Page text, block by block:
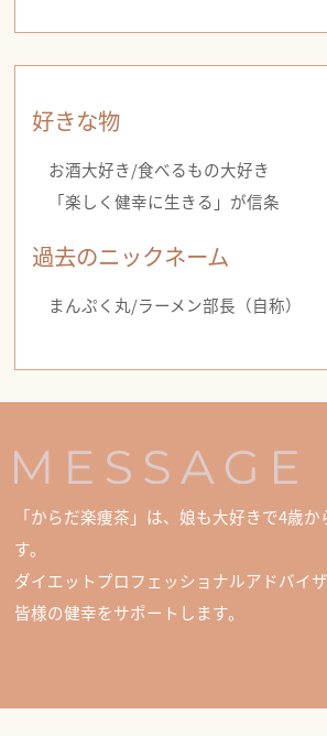
好きな物
お酒大好き/食べるもの大好き
「楽しく健幸に生きる」が信条
過去のニックネーム
まんぷく丸/ラーメン部長（自称）
「からだ楽痩茶」は、娘も大好きで4歳
す。
ダイエットプロフェッショナルアドバイ
皆様の健幸をサポートします。